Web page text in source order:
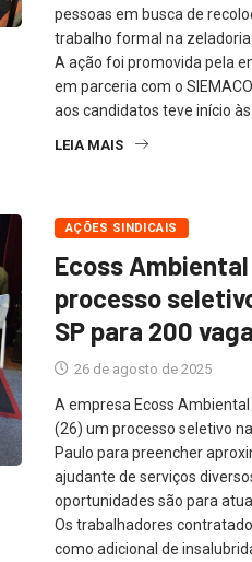
pessoas em busca de
trabalho formal na
A ação foi promovida pela
em parceria com o
aos candidatos teve início
LEIA MAIS
AÇÕES SINDICAIS
Ecoss
processo
SP para 200
26 de agosto de 2025
A empresa Ecoss
(26) um processo seletivo
Paulo para preencher
ajudante de serviços
oportunidades são para
Os trabalhadores
como adicional de